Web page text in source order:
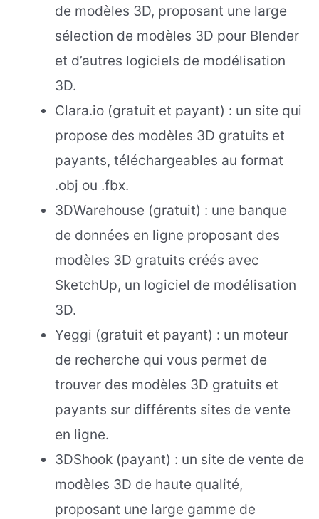
de modèles 3D, proposant une large
sélection de modèles 3D pour Blender
et d’autres logiciels de modélisation
3D.
Clara.io (gratuit et payant) : un site qui
propose des modèles 3D gratuits et
payants, téléchargeables au format
.obj ou .fbx.
3DWarehouse (gratuit) : une banque
de données en ligne proposant des
modèles 3D gratuits créés avec
SketchUp, un logiciel de modélisation
3D.
Yeggi (gratuit et payant) : un moteur
de recherche qui vous permet de
trouver des modèles 3D gratuits et
payants sur différents sites de vente
en ligne.
3DShook (payant) : un site de vente de
modèles 3D de haute qualité,
proposant une large gamme de